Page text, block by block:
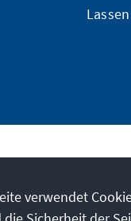
Adenauer-Stiftung
verwendet